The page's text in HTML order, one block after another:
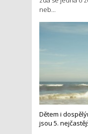
neb...
Dětem i
jsou 5.